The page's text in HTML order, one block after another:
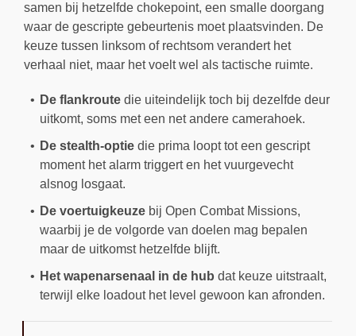
samen bij hetzelfde chokepoint, een smalle doorgang
waar de gescripte gebeurtenis moet plaatsvinden. De
keuze tussen linksom of rechtsom verandert het
verhaal niet, maar het voelt wel als tactische ruimte.
De flankroute die uiteindelijk toch bij dezelfde deur
uitkomt, soms met een net andere camerahoek.
De stealth-optie die prima loopt tot een gescript
moment het alarm triggert en het vuurgevecht
alsnog losgaat.
De voertuigkeuze bij Open Combat Missions,
waarbij je de volgorde van doelen mag bepalen
maar de uitkomst hetzelfde blijft.
Het wapenarsenaal in de hub dat keuze uitstraalt,
terwijl elke loadout het level gewoon kan afronden.